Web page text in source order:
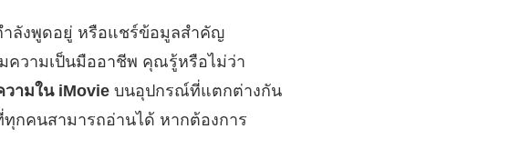
ำลังพูดอยู่ หรือแชร์ข้อมูลสำคัญ
ความเป็นมืออาชีพ คุณรู้หรือไม่ว่า
วามใน iMovie บนอุปกรณ์ที่แตกต่างกัน
กคนสามารถอ่านได้ หากต้องการ